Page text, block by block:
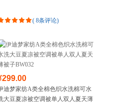
( 8条评论)
迪梦家纺A类全棉色织水洗棉可水
大豆夏凉被空调被单人双人夏天薄